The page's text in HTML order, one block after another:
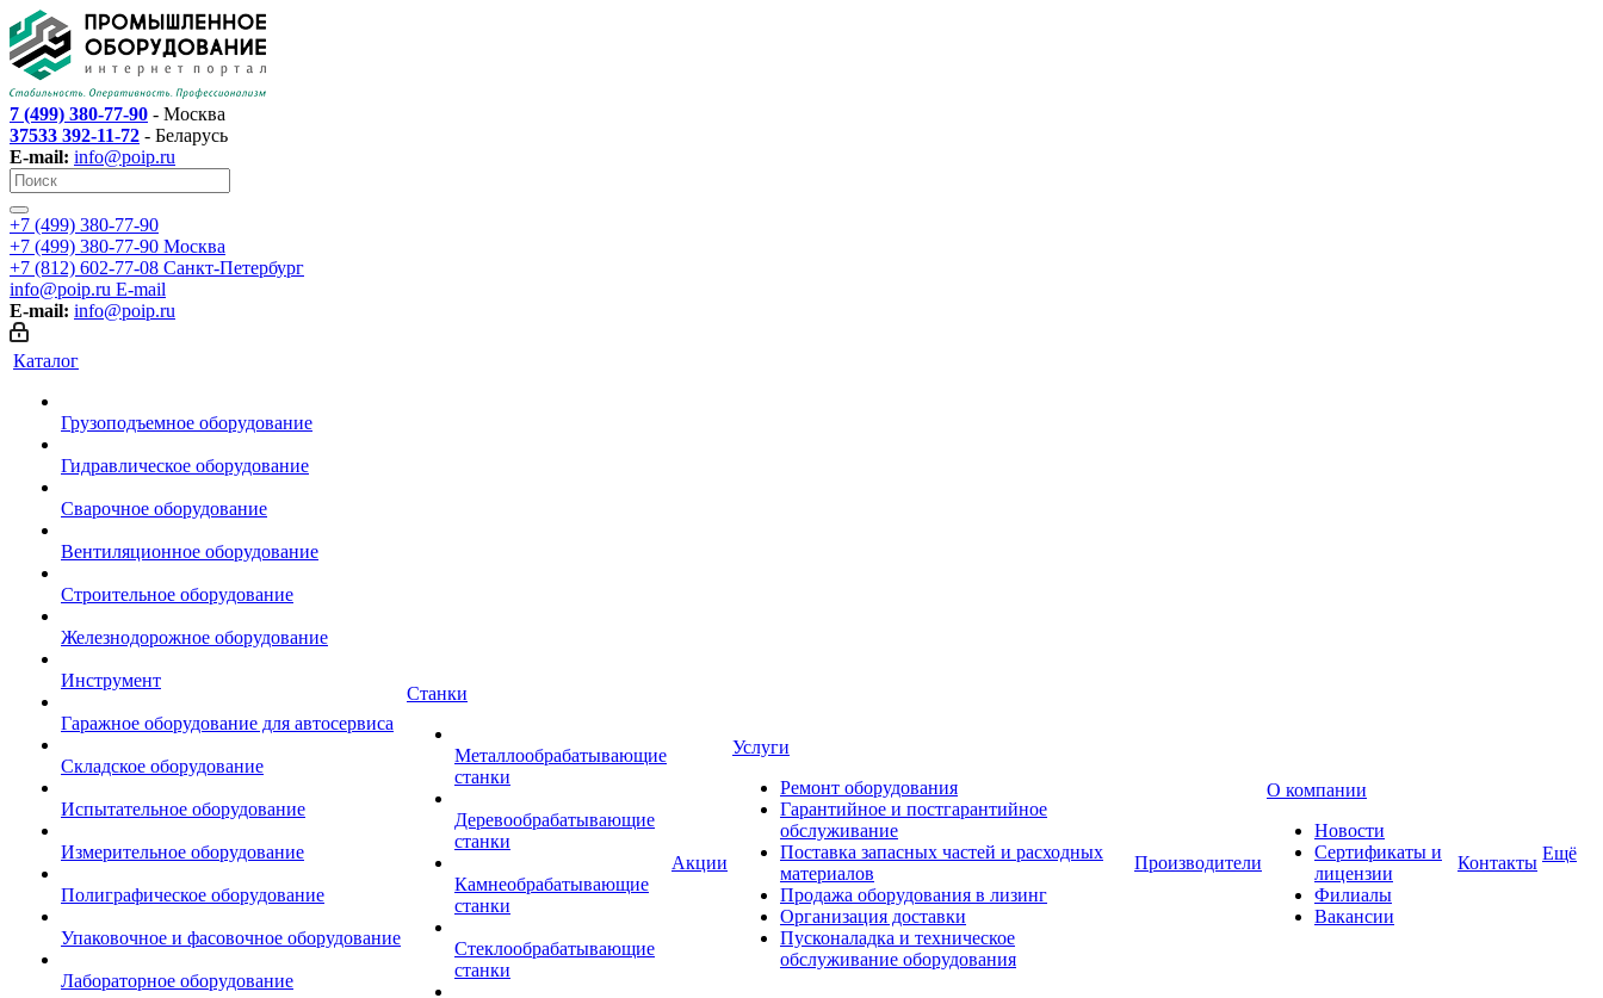
7 (499) 380-77-90 - Москва
37533 392-11-72 - Беларусь
E-mail: info@poip.ru
+7 (499) 380-77-90
+7 (499) 380-77-90 Москва
+7 (812) 602-77-08 Санкт-Петербург
info@poip.ru E-mail
E-mail: info@poip.ru
Каталог
Грузоподъемное оборудование
Гидравлическое оборудование
Сварочное оборудование
Вентиляционное оборудование
Строительное оборудование
Железнодорожное оборудование
Инструмент
Гаражное оборудование для автосервиса
Складское оборудование
Испытательное оборудование
Измерительное оборудование
Полиграфическое оборудование
Упаковочное и фасовочное оборудование
Лабораторное оборудование
Станки
Металлообрабатывающие
станки
Деревообрабатывающие
станки
Камнеобрабатывающие
станки
Стеклообрабатывающие
станки
Акции
Услуги
Ремонт оборудования
Гарантийное и постгарантийное
обслуживание
Поставка запасных частей и расходных
материалов
Продажа оборудования в лизинг
Организация доставки
Пусконаладка и техническое
обслуживание оборудования
Производители
О компании
Новости
Сертификаты и
лицензии
Филиалы
Вакансии
Контакты Ещё